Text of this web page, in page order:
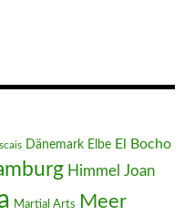
Dänemark Elbe El Bocho
Himmel Joan
Martial Arts Meer